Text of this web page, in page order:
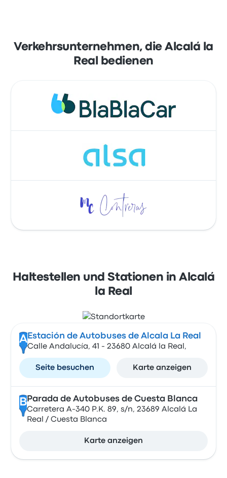
Verkehrsunternehmen, die Alcalá la
Real bedienen
Haltestellen und Stationen in Alcalá
la Real
A Estación de Autobuses de Alcala La Real
Calle Andalucía, 41 - 23680 Alcalá la Real,
Seite besuchen Karte anzeigen
B Parada de Autobuses de Cuesta Blanca
Carretera A-340 P.K. 89, s/n, 23689 Alcalá La
Real / Cuesta Blanca
Karte anzeigen